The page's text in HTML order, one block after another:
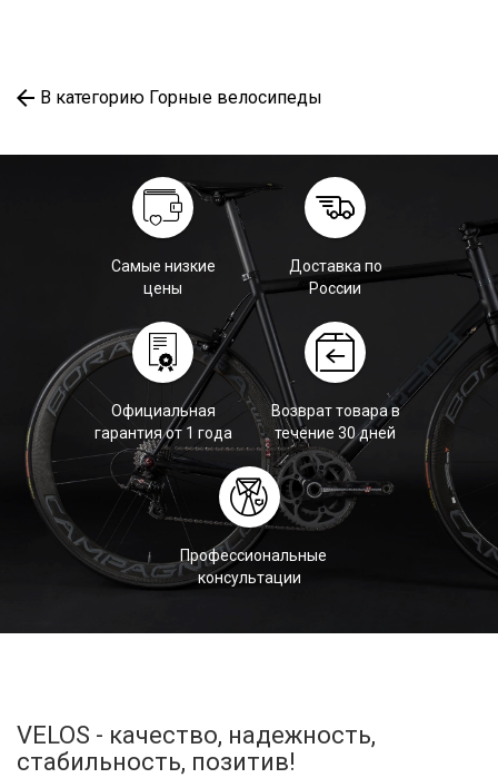
В категорию Горные велосипеды
Самые низкие
цены
Доставка по
России
Официальная
гарантия от 1 года
Возврат товара в
течение 30 дней
Профессиональные
консультации
VELOS - качество, надежность,
стабильность, позитив!